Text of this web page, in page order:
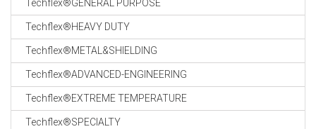
Techflex®GENERAL PURPOSE
Techflex®HEAVY DUTY
Techflex®METAL&SHIELDING
Techflex®ADVANCED-ENGINEERING
Techflex®EXTREME TEMPERATURE
Techflex®SPECIALTY